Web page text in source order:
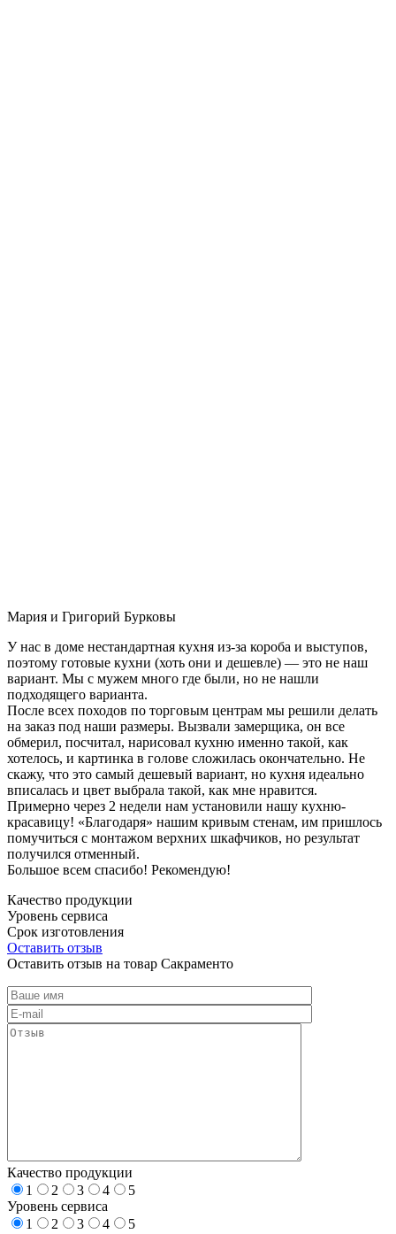
Мария и Григорий Бурковы
У нас в доме нестандартная кухня из-за короба и выступов,
поэтому готовые кухни (хоть они и дешевле) — это не наш
вариант. Мы с мужем много где были, но не нашли
подходящего варианта.
После всех походов по торговым центрам мы решили делать
на заказ под наши размеры. Вызвали замерщика, он все
обмерил, посчитал, нарисовал кухню именно такой, как
хотелось, и картинка в голове сложилась окончательно. Не
скажу, что это самый дешевый вариант, но кухня идеально
вписалась и цвет выбрала такой, как мне нравится.
Примерно через 2 недели нам установили нашу кухню-
красавицу! «Благодаря» нашим кривым стенам, им пришлось
помучиться с монтажом верхних шкафчиков, но результат
получился отменный.
Большое всем спасибо! Рекомендую!
Качество продукции
Уровень сервиса
Срок изготовления
Оставить отзыв
Оставить отзыв на товар Сакраменто
Качество продукции
1
2 3 4
5
Уровень сервиса
1
2 3 4
5